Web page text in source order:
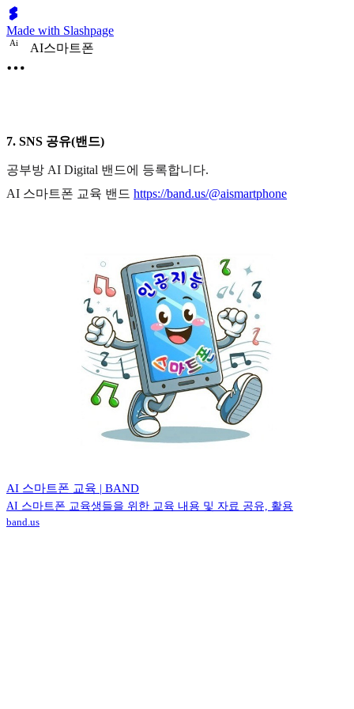
Made with Slashpage
Ai AI스마트폰
7. SNS 공유(밴드)
공부방 AI Digital 밴드에 등록합니다.
AI 스마트폰 교육 밴드 https://band.us/@aismartphone
AI 스마트폰 교육 | BAND
AI 스마트폰 교육생들을 위한 교육 내용 및 자료 공유, 활용
band.us